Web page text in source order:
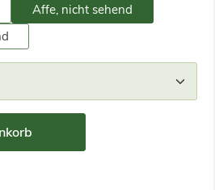
Affe, nicht sehend